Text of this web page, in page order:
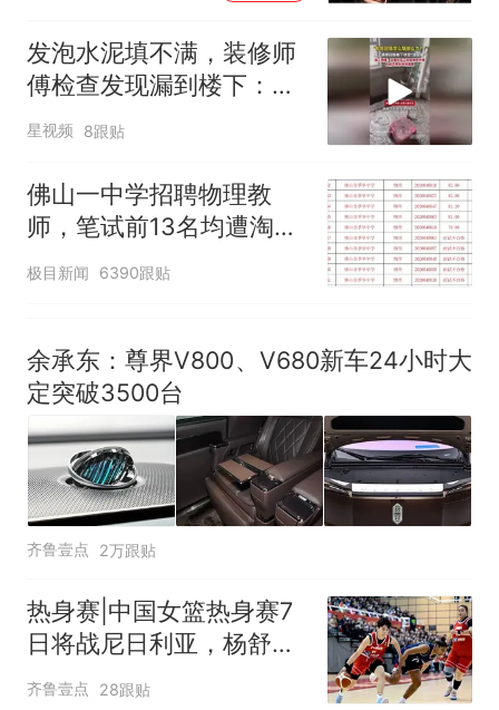
发泡水泥填不满，装修师
傅检查发现漏到楼下：出
风口未延伸到外墙
星视频 8跟贴
佛山一中学招聘物理教
师，笔试前13名均遭淘
汰？教育局：已叫停招
聘，成立调查组全面核查
极目新闻 6390跟贴
余承东：尊界V800、V680新车24小时大
定突破3500台
齐鲁壹点 2万跟贴
热身赛|中国女篮热身赛7
日将战尼日利亚，杨舒予
有望出战
齐鲁壹点 28跟贴